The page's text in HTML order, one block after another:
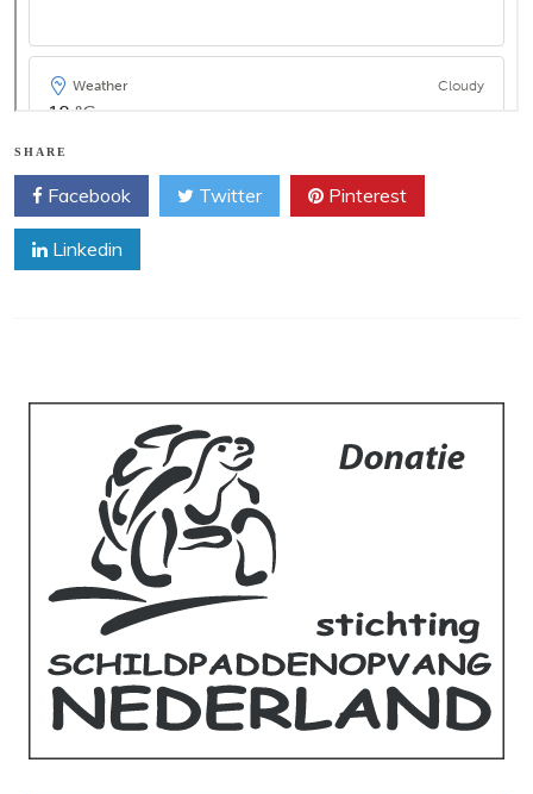
SHARE
Facebook Twitter Pinterest
Linkedin